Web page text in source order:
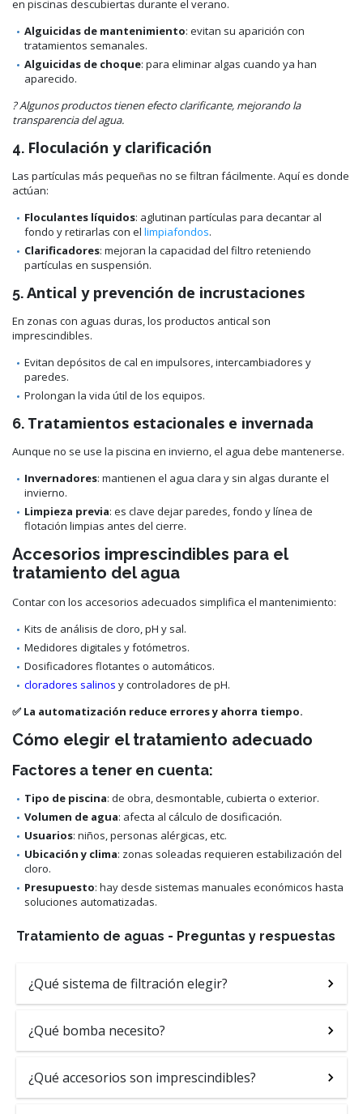
en piscinas descubiertas durante el verano.
Alguicidas de mantenimiento: evitan su aparición con
tratamientos semanales.
Alguicidas de choque: para eliminar algas cuando ya han
aparecido.
? Algunos productos tienen efecto clarificante, mejorando la
transparencia del agua.
4. Floculación y clarificación
Las partículas más pequeñas no se filtran fácilmente. Aquí es donde
actúan:
Floculantes líquidos: aglutinan partículas para decantar al
fondo y retirarlas con el limpiafondos.
Clarificadores: mejoran la capacidad del filtro reteniendo
partículas en suspensión.
5.Antical y prevención de incrustaciones
En zonas con aguas duras, los productos antical son
imprescindibles.
Evitan depósitos de cal en impulsores, intercambiadores y
paredes.
Prolongan la vida útil de los equipos.
6. Tratamientos estacionales e invernada
Aunque no se use la piscina en invierno, el agua debe mantenerse.
Invernadores: mantienen el agua clara y sin algas durante el
invierno.
Limpieza previa: es clave dejar paredes, fondo y línea de
flotación limpias antes del cierre.
Accesorios imprescindibles para el
tratamiento del agua
Contar con los accesorios adecuados simplifica el mantenimiento:
Kits de análisis de cloro, pH y sal.
Medidores digitales y fotómetros.
Dosificadores flotantes o automáticos.
cloradores salinos y controladores de pH.
✅ La automatización reduce errores y ahorra tiempo.
Cómo elegir el tratamiento adecuado
Factores a tener en cuenta:
Tipo de piscina: de obra, desmontable, cubierta o exterior.
Volumen de agua: afecta al cálculo de dosificación.
Usuarios: niños, personas alérgicas, etc.
Ubicación y clima: zonas soleadas requieren estabilización del
cloro.
Presupuesto: hay desde sistemas manuales económicos hasta
soluciones automatizadas.
Tratamiento de aguas - Preguntas y respuestas
¿Qué sistema de filtración elegir?
¿Qué bomba necesito?
¿Qué accesorios son imprescindibles?